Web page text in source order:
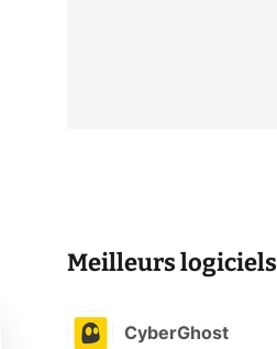
Meilleurs logiciels
CyberGhost